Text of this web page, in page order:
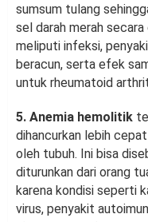
sumsum tulang
sel darah merah
meliputi infeksi,
beracun, serta efek
untuk rheumatoid
5. Anemia hemolitik
dihancurkan lebih
oleh tubuh. Ini bisa
diturunkan dari orang
karena kondisi seperti
virus, penyakit